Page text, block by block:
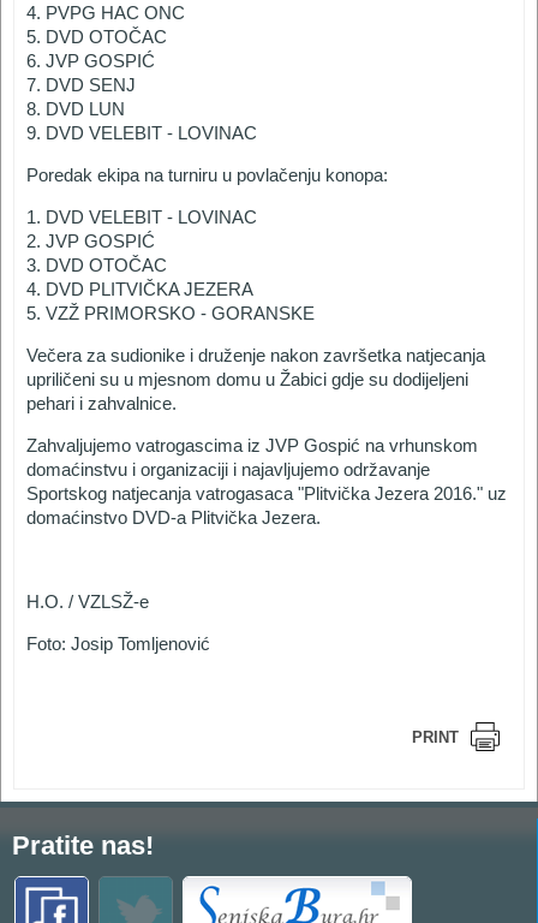
4. PVPG HAC ONC
5. DVD OTOČAC
6. JVP GOSPIĆ
7. DVD SENJ
8. DVD LUN
9. DVD VELEBIT - LOVINAC
Poredak ekipa na turniru u povlačenju konopa:
1. DVD VELEBIT - LOVINAC
2. JVP GOSPIĆ
3. DVD OTOČAC
4. DVD PLITVIČKA JEZERA
5. VZŽ PRIMORSKO - GORANSKE
Večera za sudionike i druženje nakon završetka natjecanja
upriličeni su u mjesnom domu u Žabici gdje su dodijeljeni
pehari i zahvalnice.
Zahvaljujemo vatrogascima iz JVP Gospić na vrhunskom
domaćinstvu i organizaciji i najavljujemo održavanje
Sportskog natjecanja vatrogasaca "Plitvička Jezera 2016." uz
domaćinstvo DVD-a Plitvička Jezera.
H.O. / VZLSŽ-e
Foto: Josip Tomljenović
PRINT
Pratite nas!